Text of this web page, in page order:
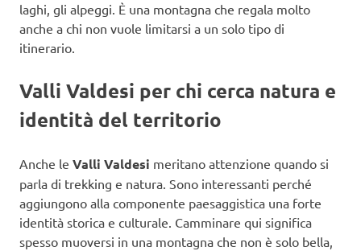
laghi, gli alpeggi. È una montagna che regala molto
anche a chi non vuole limitarsi a un solo tipo di
itinerario.
Valli Valdesi per chi cerca natura e
identità del territorio
Anche le Valli Valdesi meritano attenzione quando si
parla di trekking e natura. Sono interessanti perché
aggiungono alla componente paesaggistica una forte
identità storica e culturale. Camminare qui significa
spesso muoversi in una montagna che non è solo bella,